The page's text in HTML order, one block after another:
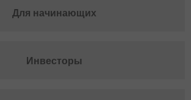
Для начинающих
Инвесторы